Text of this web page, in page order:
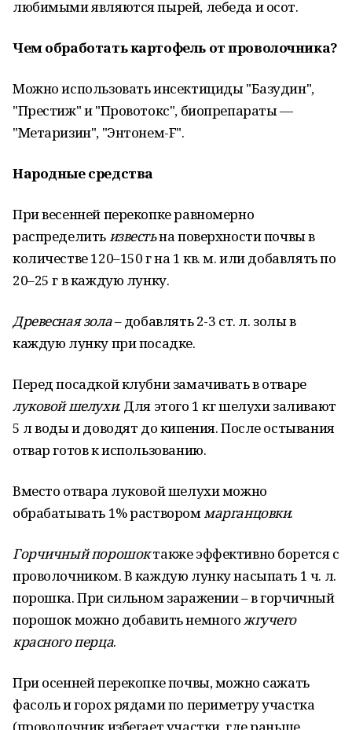
любимыми являются пырей, лебеда и осот.
Чем обработать картофель от проволочника?
Можно использовать инсектициды "Базудин",
"Престиж" и "Провотокс", биопрепараты —
"Метаризин", "Энтонем-F".
Народные средства
При весенней перекопке равномерно
распределитьизвестьна поверхности почвы в
количестве 120–150 г на 1 кв. м. или добавлять по
20–25 г в каждую лунку.
Древесная зола– добавлять 2-3 ст. л. золы в
каждую лунку при посадке.
Перед посадкой клубни замачивать в отваре
луковой шелухи. Для этого 1 кг шелухи заливают
5 л воды и доводят до кипения. После остывания
отвар готов к использованию.
Вместо отвара луковой шелухи можно
обрабатывать 1% раствороммарганцовки.
Горчичный порошоктакже эффективно борется с
проволочником. В каждую лунку насыпать 1 ч. л.
порошка. При сильном заражении – в горчичный
порошок можно добавить немногожгучего
красного перца.
При осенней перекопке почвы, можно сажать
фасоль и горох рядами по периметру участка